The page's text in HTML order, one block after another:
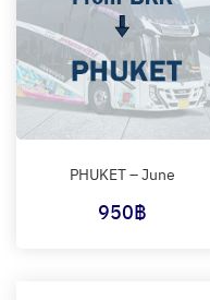
PHUKET – June
950฿